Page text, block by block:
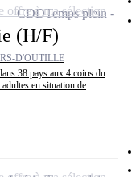
(H/F)
D'OUTILLE
38 pays aux 4 coins du
en situation de
CDDTemps plein
offre à ma sélection